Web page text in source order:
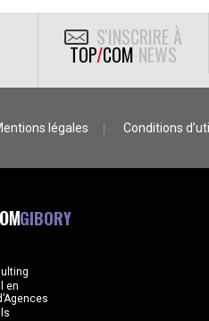
S'INSCRIRE À
TOP/COM NEWS
légales Conditions
GIBORY
en